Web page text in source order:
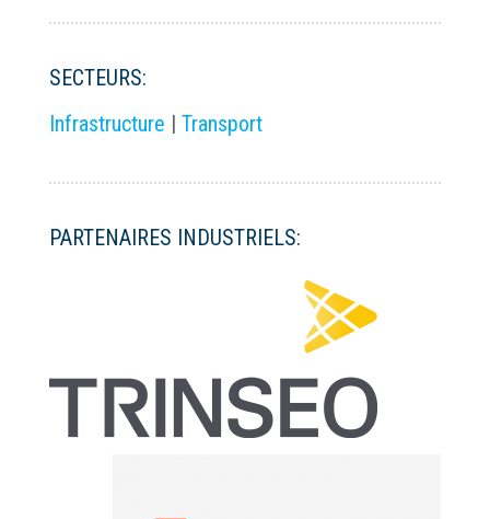
SECTEURS:
Infrastructure | Transport
PARTENAIRES INDUSTRIELS: